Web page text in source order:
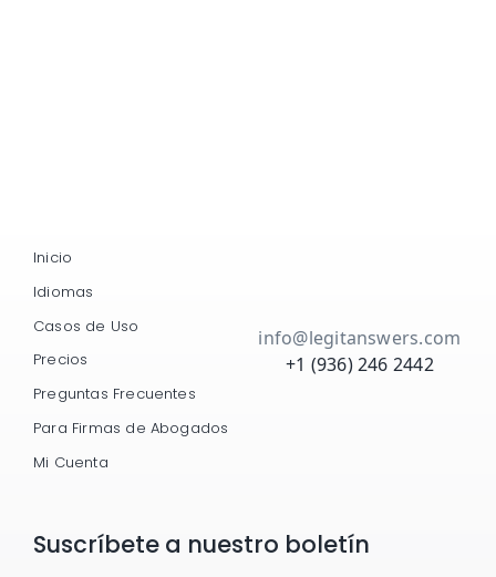
Inicio
Idiomas
Casos de Uso
Precios
Preguntas Frecuentes
Para Firmas de Abogados
Mi Cuenta
info@legitanswers.com
+1 (936) 246 2442
Suscríbete a nuestro boletín